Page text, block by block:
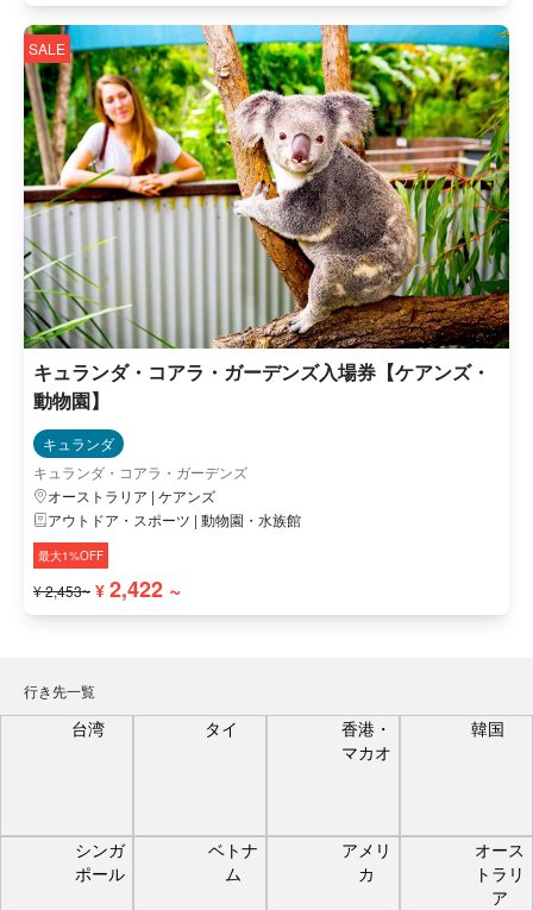
SALE
キュランダ・コアラ・ガーデンズ入場券【ケアンズ・
動物園】
キュランダ
キュランダ・コアラ・ガーデンズ
オーストラリア | ケアンズ
アウトドア・スポーツ | 動物園・水族館
最大1%OFF
¥ 2,453~ ¥ 2,422 ~
行き先一覧
台湾 タイ
香港・
マカオ
韓国
シンガ
ポール
ベトナ
ム
アメリ
カ
オース
トラリ
ア